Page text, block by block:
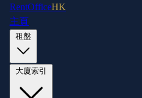
RentOfficeHK
主頁